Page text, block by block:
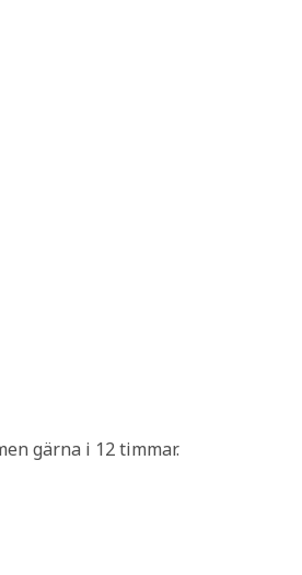
gärna i 12 timmar.